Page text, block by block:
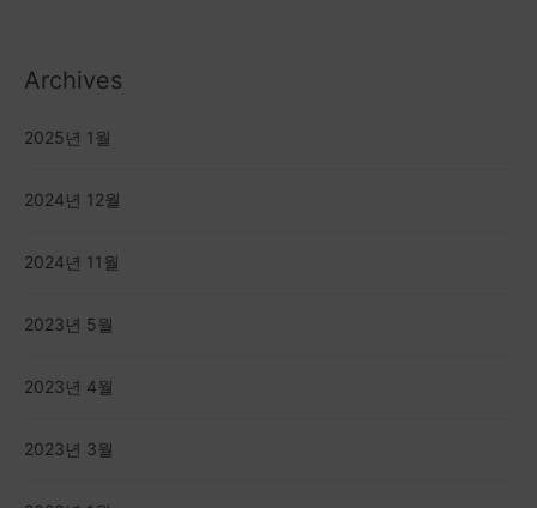
Archives
2025년 1월
2024년 12월
2024년 11월
2023년 5월
2023년 4월
2023년 3월